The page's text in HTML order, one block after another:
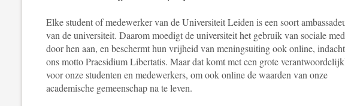
Elke student of medewerker van de Universiteit Leiden is een soort
van de universiteit. Daarom moedigt de universiteit het gebruik van sociale
door hen aan, en beschermt hun vrijheid van meningsuiting ook online,
ons motto Praesidium Libertatis. Maar dat komt met een grote
voor onze studenten en medewerkers, om ook online de waarden van onze
academische gemeenschap na te leven.